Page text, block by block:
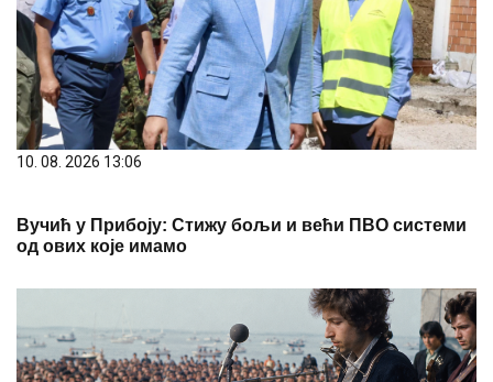
10. 08. 2026 13:06
Вучић у Прибоју: Стижу бољи и већи ПВО системи
од ових које имамо